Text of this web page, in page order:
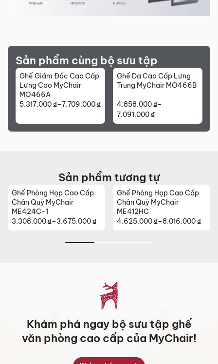
Sản phẩm cùng bộ sưu tập
Ghế Giám Đốc Cao Cấp
Lưng Cao MyChair
MO466A
5.317.000 ₫–7.709.000 ₫
Khoảng
Ghế Da Cao Cấp Lưng
Trung MyChair MO466B
4.858.000 ₫–
7.091.000 ₫
Khoảng
giá:
từ
Sản phẩm tương tự
Ghế Phòng Họp Cao Cấp
Chân Quỳ MyChair
ME424C-1
3.308.000 ₫–3.675.000 ₫
Khoảng
Ghế Phòng Họp Cao Cấp
Chân Quỳ MyChair
ME412HC
4.625.000 ₫–8.016.000 ₫
Khoảng
Khám phá ngay bộ sưu tập ghế
văn phòng cao cấp của MyChair!